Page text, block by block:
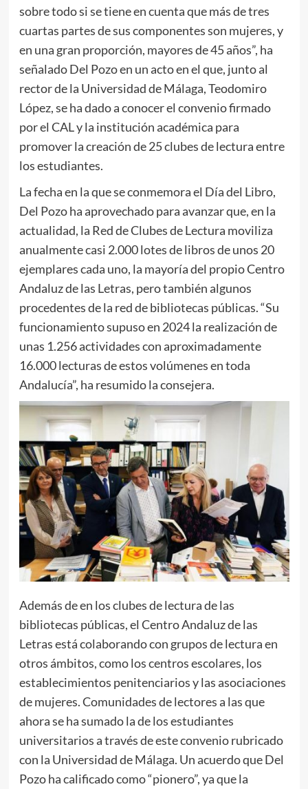
sobre todo si se tiene en cuenta que más de tres
cuartas partes de sus componentes son mujeres, y
en una gran proporción, mayores de 45 años”, ha
señalado Del Pozo en un acto en el que, junto al
rector de la Universidad de Málaga, Teodomiro
López, se ha dado a conocer el convenio firmado
por el CAL y la institución académica para
promover la creación de 25 clubes de lectura entre
los estudiantes.
La fecha en la que se conmemora el Día del Libro,
Del Pozo ha aprovechado para avanzar que, en la
actualidad, la Red de Clubes de Lectura moviliza
anualmente casi 2.000 lotes de libros de unos 20
ejemplares cada uno, la mayoría del propio Centro
Andaluz de las Letras, pero también algunos
procedentes de la red de bibliotecas públicas. “Su
funcionamiento supuso en 2024 la realización de
unas 1.256 actividades con aproximadamente
16.000 lecturas de estos volúmenes en toda
Andalucía”, ha resumido la consejera.
Además de en los clubes de lectura de las
bibliotecas públicas, el Centro Andaluz de las
Letras está colaborando con grupos de lectura en
otros ámbitos, como los centros escolares, los
establecimientos penitenciarios y las asociaciones
de mujeres. Comunidades de lectores a las que
ahora se ha sumado la de los estudiantes
universitarios a través de este convenio rubricado
con la Universidad de Málaga. Un acuerdo que Del
Pozo ha calificado como “pionero”, ya que la